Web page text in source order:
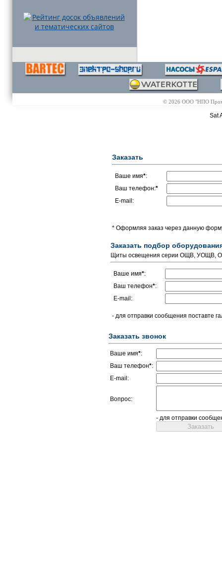
© 2026 ООО "НПО
Sat
Заказать
Ваше имя*:
Ваш телефон:*
E-mail:
* Оформляя заказ через данную
Заказать подбор
Щиты освещения серии ОЩВ, УОЩВ,
Ваше имя*:
Ваш телефон*:
E-mail:
- для отправки сообщения поставте
Заказать звонок
Ваше имя*:
Ваш телефон*:
E-mail:
Вопрос:
- для отправки